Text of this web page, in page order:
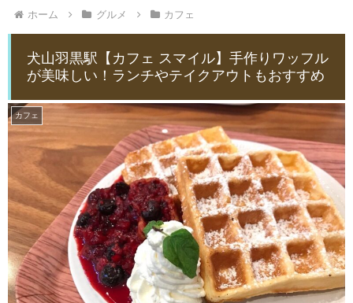
ホーム グルメ カフェ
犬山羽黒駅【カフェ スマイル】手作りワッフル
が美味しい！ランチやテイクアウトもおすすめ
カフェ